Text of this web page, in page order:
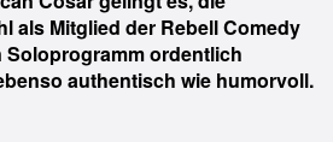
als Mitglied der Rebell Comedy
Soloprogramm ordentlich
authentisch wie humorvoll.